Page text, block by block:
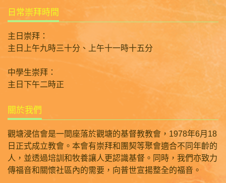
日常崇拜時間
主日崇拜：
主日上午九時三十分、上午十一時十五分
中學生崇拜：
主日下午二時正
關於我們
觀塘浸信會是一間座落於觀塘的基督教教會，1978年6月18
日正式成立教會。本會有崇拜和團契等聚會適合不同年齡的
人，並透過培訓和牧養讓人更認識基督。同時，我們亦致力
傳福音和關懷社區內的需要，向普世宣揚整全的福音。